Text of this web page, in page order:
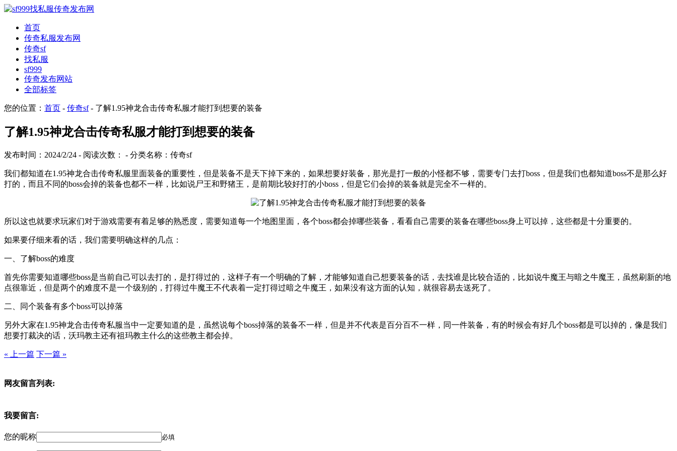
首页
传奇私服发布网
传奇sf
找私服
sf999
传奇发布网站
全部标签
您的位置： 首页 - 传奇sf- 了解1.95神龙合击传奇私服才能打到想要的装备
了解1.95神龙合击传奇私服才能打到想要的装备
发布时间：2024/2/24 - 阅读次数： - 分类名称：传奇sf
我们都知道在1.95神龙合击传奇私服里面装备的重要性，但是装备不是天下掉下来的，如果想要好装备，那光是打一般的小怪都不够，需要专门去打boss，但是我们也都知道boss不是那么好
打的，而且不同的boss会掉的装备也都不一样，比如说尸王和野猪王，是前期比较好打的小boss，但是它们会掉的装备就是完全不一样的。
所以这也就要求玩家们对于游戏需要有着足够的熟悉度，需要知道每一个地图里面，各个boss都会掉哪些装备，看看自己需要的装备在哪些boss身上可以掉，这些都是十分重要的。
如果要仔细来看的话，我们需要明确这样的几点：
一、了解boss的难度
首先你需要知道哪些boss是当前自己可以去打的，是打得过的，这样子有一个明确的了解，才能够知道自己想要装备的话，去找谁是比较合适的，比如说牛魔王与暗之牛魔王，虽然刷新的地
点很靠近，但是两个的难度不是一个级别的，打得过牛魔王不代表着一定打得过暗之牛魔王，如果没有这方面的认知，就很容易去送死了。
二、同个装备有多个boss可以掉落
另外大家在1.95神龙合击传奇私服当中一定要知道的是，虽然说每个boss掉落的装备不一样，但是并不代表是百分百不一样，同一件装备，有的时候会有好几个boss都是可以掉的，像是我们
想要打裁决的话，沃玛教主还有祖玛教主什么的这些教主都会掉。
« 上一篇 下一篇 »
网友留言列表:
我要留言:
您的昵称 必填